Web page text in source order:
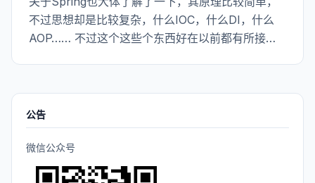
不过思想却是比较复杂，什么IOC，什么DI，什么
AOP…… 不过这个这些个东西好在以前都有所接
接口都固定该接口的实现，而是通过spring帮你把
该接口的实现通过配置文件注入进来。那么这就引
出来一个问题，它是什么时候帮你把接口的实现注
入进来的？
公告
微信公众号